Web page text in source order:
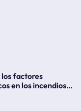
factores
en los incendios